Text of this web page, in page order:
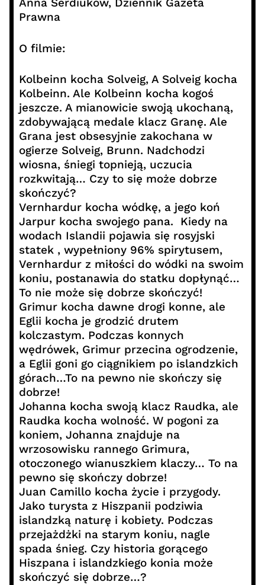
Anna Serdiukow, Dziennik Gazeta
Prawna
O filmie:
Kolbeinn kocha Solveig, A Solveig kocha
Kolbeinn. Ale Kolbeinn kocha kogoś
jeszcze. A mianowicie swoją ukochaną,
zdobywającą medale klacz Granę. Ale
Grana jest obsesyjnie zakochana w
ogierze Solveig, Brunn. Nadchodzi
wiosna, śniegi topnieją, uczucia
rozkwitają… Czy to się może dobrze
skończyć?
Vernhardur kocha wódkę, a jego koń
Jarpur kocha swojego pana. Kiedy na
wodach Islandii pojawia się rosyjski
statek , wypełniony 96% spirytusem,
Vernhardur z miłości do wódki na swoim
koniu, postanawia do statku dopłynąć…
To nie może się dobrze skończyć!
Grimur kocha dawne drogi konne, ale
Eglii kocha je grodzić drutem
kolczastym. Podczas konnych
wędrówek, Grimur przecina ogrodzenie,
a Eglii goni go ciągnikiem po islandzkich
górach…To na pewno nie skończy się
dobrze!
Johanna kocha swoją klacz Raudka, ale
Raudka kocha wolność. W pogoni za
koniem, Johanna znajduje na
wrzosowisku rannego Grimura,
otoczonego wianuszkiem klaczy… To na
pewno się skończy dobrze!
Juan Camillo kocha życie i przygody.
Jako turysta z Hiszpanii podziwia
islandzką naturę i kobiety. Podczas
przejażdżki na starym koniu, nagle
spada śnieg. Czy historia gorącego
Hiszpana i islandzkiego konia może
skończyć się dobrze…?